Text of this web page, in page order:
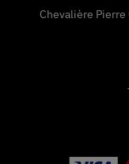
Chevalière Pierre